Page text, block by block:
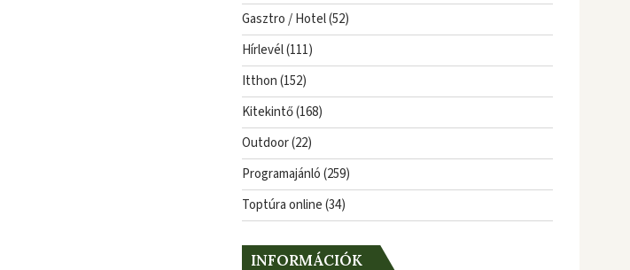
Gasztro / Hotel(52)
Hírlevél(111)
Itthon(152)
Kitekintő(168)
Outdoor(22)
Programajánló(259)
Toptúra online(34)
INFORMÁCIÓK